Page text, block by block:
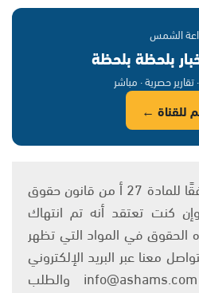
الشمس
بلحظة بلحظة
تقارير حصرية · مباشر
للقناة ←
يتم الاستخدام المواد وفقًا للمادة 27 أ من قانون حقوق
والنشر 2007، وإن كنت تعتقد أنه تم انتهاك
في المواد التي تظهر
معنا عبر البريد الإلكتروني
على العنوان التالي: info@ashams.com والطلب